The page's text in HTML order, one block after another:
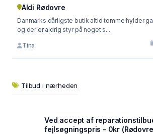
Aldi Rødovre
Danmarks dårligste butik altid tomme hylder
og der er aldrig styr på noget s...
Tina
Tilbud i nærheden
Ved accept af
fejlsøgningspris - 0kr